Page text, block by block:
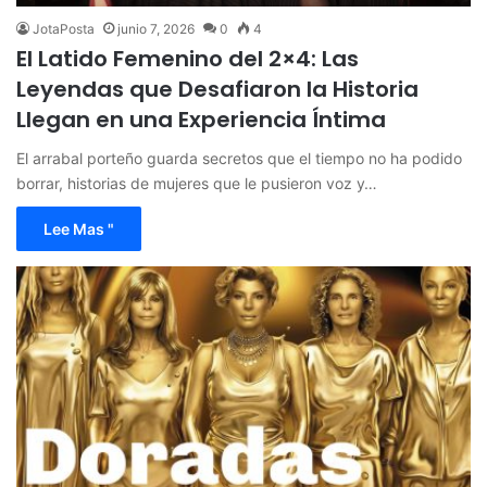
JotaPosta junio 7, 2026 0 4
El Latido Femenino del 2×4: Las
Leyendas que Desafiaron la Historia
Llegan en una Experiencia Íntima
El arrabal porteño guarda secretos que el tiempo no ha podido
borrar, historias de mujeres que le pusieron voz y…
Lee Mas "